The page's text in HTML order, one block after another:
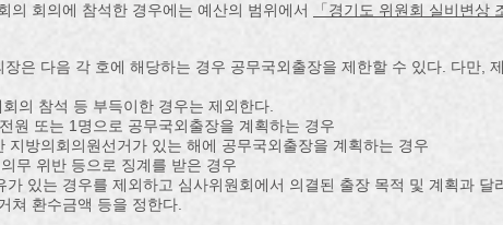
회의에 참석한 경우에는 예산의 범위에서 「경기도 위원회 실비변상
은 다음 각 호에 해당하는 경우 공무국외출장을 제한할 수 있다. 다만,
의 참석 등 부득이한 경우는 제외한다.
원 또는 1명으로 공무국외출장을 계획하는 경우
지방의회의원선거가 있는 해에 공무국외출장을 계획하는 경우
무 위반 등으로 징계를 받은 경우
있는 경우를 제외하고 심사위원회에서 의결된 출장 목적 및 계획과 달
쳐 환수금액 등을 정한다.